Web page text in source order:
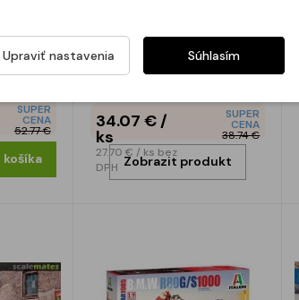
SUPER
CENA
52.77 €
košíka
34.07 €/
ks
27.70 € / ks bez
DPH
SUPER
CENA
38.74 €
Zobrazit produkt
Upraviť nastavenia Súhlasím